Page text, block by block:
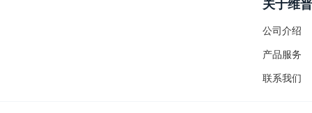
公司介绍
产品服务
联系我们